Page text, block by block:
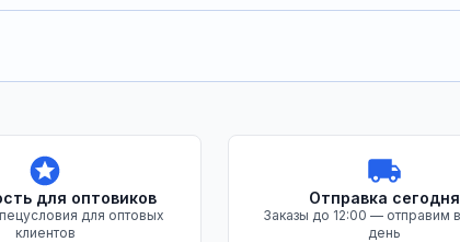
для оптовиков
для оптовых
клиентов
Отправка сегодня
Заказы до 12:00 — отправим
день